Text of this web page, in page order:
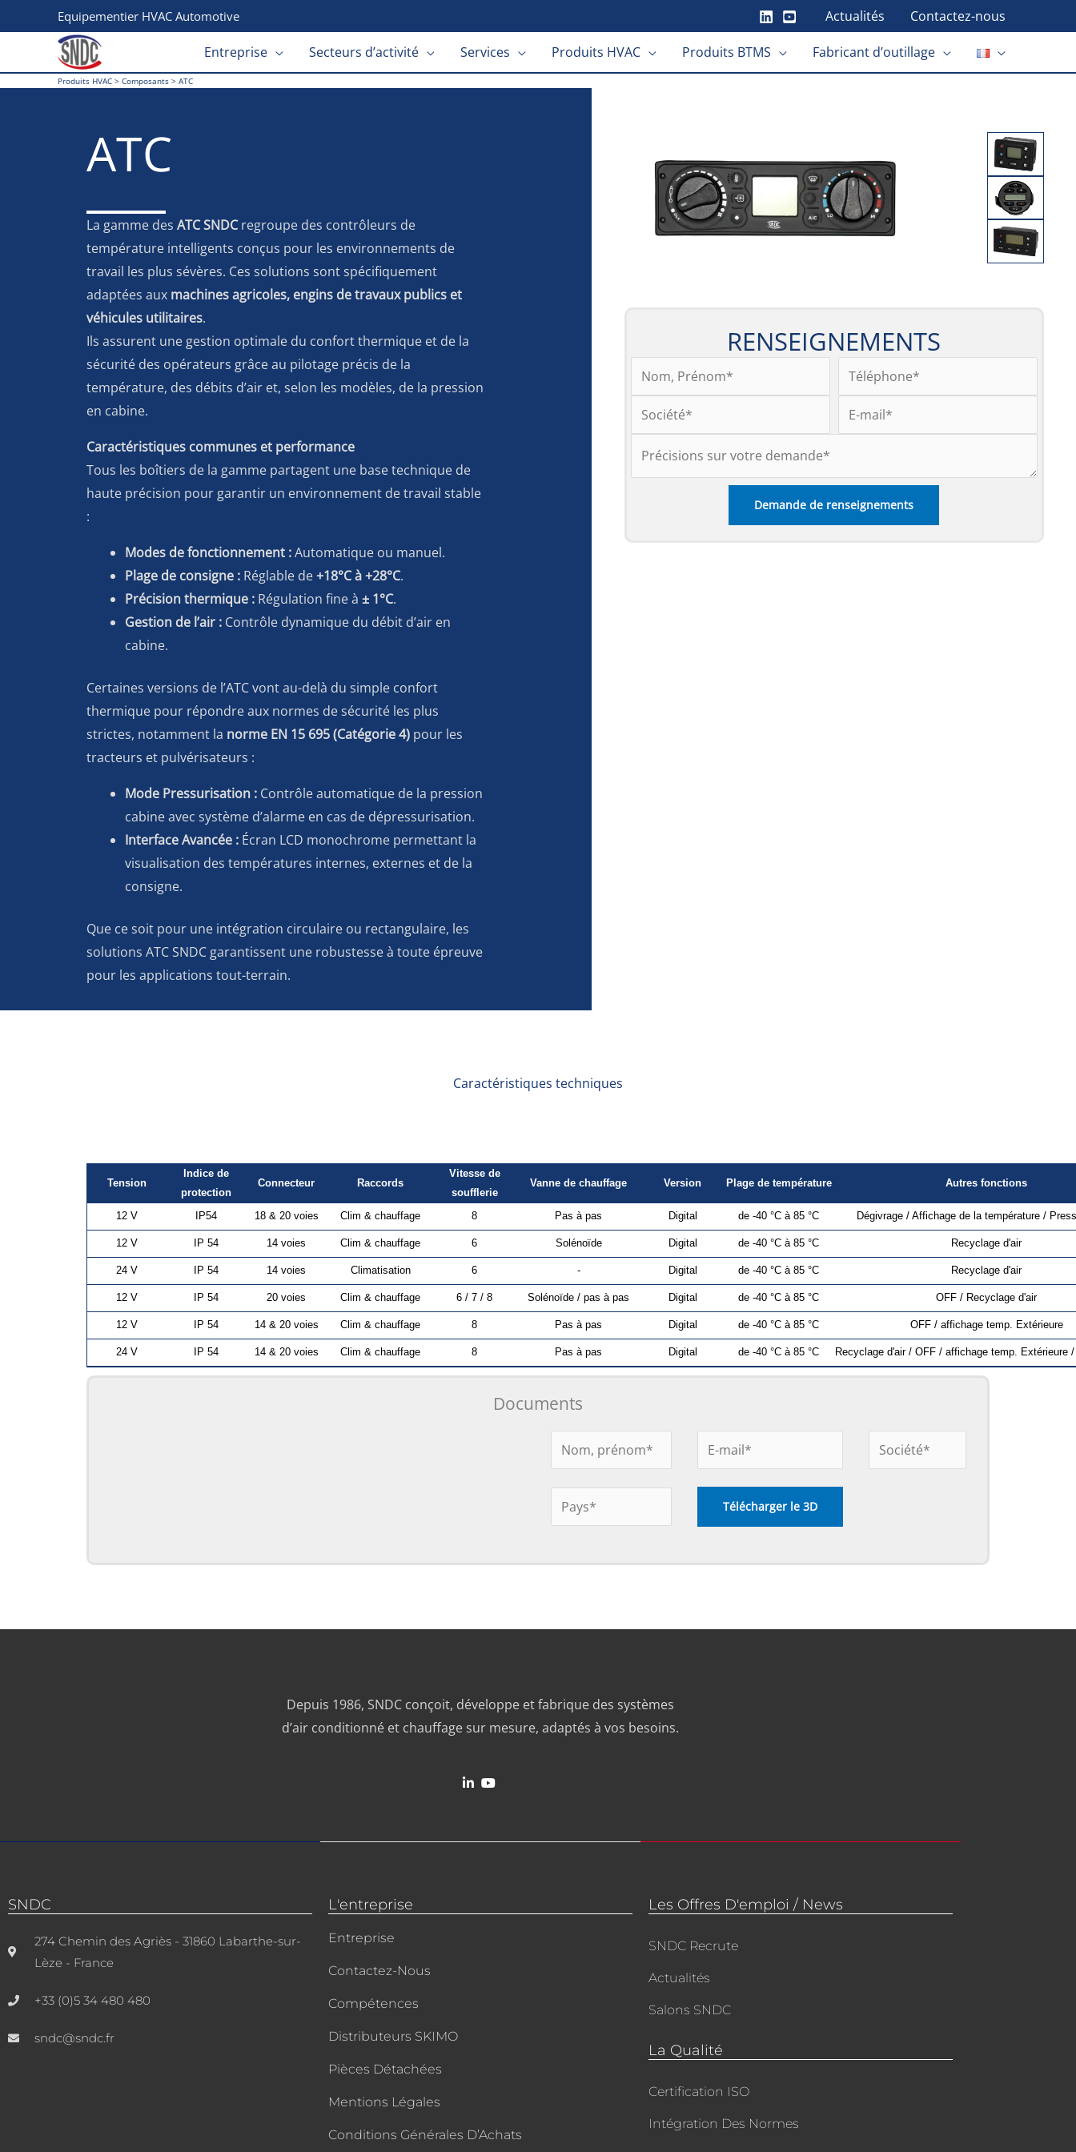
au
Equipementier HVAC Automotive Actualités Contactez-nous
Entreprise Secteurs d’activité Services Produits HVAC Produits BTMS Fabricant d’outillage
Produits HVAC > Composants > ATC
ATC
La gamme des ATC SNDCregroupe des contrôleurs de
température intelligents conçus pour les environnements de
travail les plus sévères. Ces solutions sont spécifiquement
adaptées aux machines agricoles, engins de travaux publics et
véhicules utilitaires.
Ils assurent une gestion optimale du confort thermique et de la
sécurité des opérateurs grâce au pilotage précis de la
température, des débits d’air et, selon les modèles, de la pression
en cabine.
Caractéristiques communes et performance
Tous les boîtiers de la gamme partagent une base technique de
haute précision pour garantir un environnement de travail stable
:
Modes de fonctionnement :Automatique ou manuel.
Plage de consigne :Réglable de+18°C à +28°C.
Précision thermique :Régulation fine à ± 1°C.
Gestion de l’air :Contrôle dynamique du débit d’air en
cabine.
Certaines versions de l’ATC vont au-delà du simple confort
thermique pour répondre aux normes de sécurité les plus
strictes, notamment la norme EN 15 695 (Catégorie 4)pour les
tracteurs et pulvérisateurs :
Mode Pressurisation :Contrôle automatique de la pression
cabine avec système d’alarme en cas de dépressurisation.
Interface Avancée :Écran LCD monochrome permettant la
visualisation des températures internes, externes et de la
consigne.
Que ce soit pour une intégration circulaire ou rectangulaire, les
solutions ATC SNDC garantissent une robustesse à toute épreuve
pour les applications tout-terrain.
RENSEIGNEMENTS
Caractéristiques techniques
Tension
Indice de
protection
Connecteur Raccords
Vitesse de
soufflerie
Vanne de chauffage Version Plage de température Autres fonctions
12 V IP54 18 & 20 voies Clim & chauffage 8 Pas à pas Digital de -40 °C à 85 °C Dégivrage / Affichage de la température /
12 V IP 54 14 voies Clim & chauffage 6 Solénoïde Digital de -40 °C à 85 °C Recyclage d'air
24 V IP 54 14 voies Climatisation 6 - Digital de -40 °C à 85 °C Recyclage d'air
12 V IP 54 20 voies Clim & chauffage 6 / 7 / 8 Solénoïde / pas à pas Digital de -40 °C à 85 °C OFF / Recyclage d'air
12 V IP 54 14 & 20 voies Clim & chauffage 8 Pas à pas Digital de -40 °C à 85 °C OFF / affichage temp. Extérieure
24 V IP 54 14 & 20 voies Clim & chauffage 8 Pas à pas Digital de -40 °C à 85 °C Recyclage d'air / OFF / affichage temp. Extérieure
Documents
Depuis 1986, SNDC conçoit, développe et fabrique des systèmes
d’air conditionné et chauffage sur mesure, adaptés à vos besoins.
SNDC
274 Chemin des Agriès - 31860 Labarthe-sur-
Lèze - France
+33 (0)5 34 480 480
sndc@sndc.fr
L'entreprise
Entreprise
Contactez-Nous
Compétences
Distributeurs SKIMO
Pièces Détachées
Mentions Légales
Conditions Générales D’Achats
Les Offres D'emploi / News
SNDC Recrute
Actualités
Salons SNDC
La Qualité
Certification ISO
Intégration Des Normes